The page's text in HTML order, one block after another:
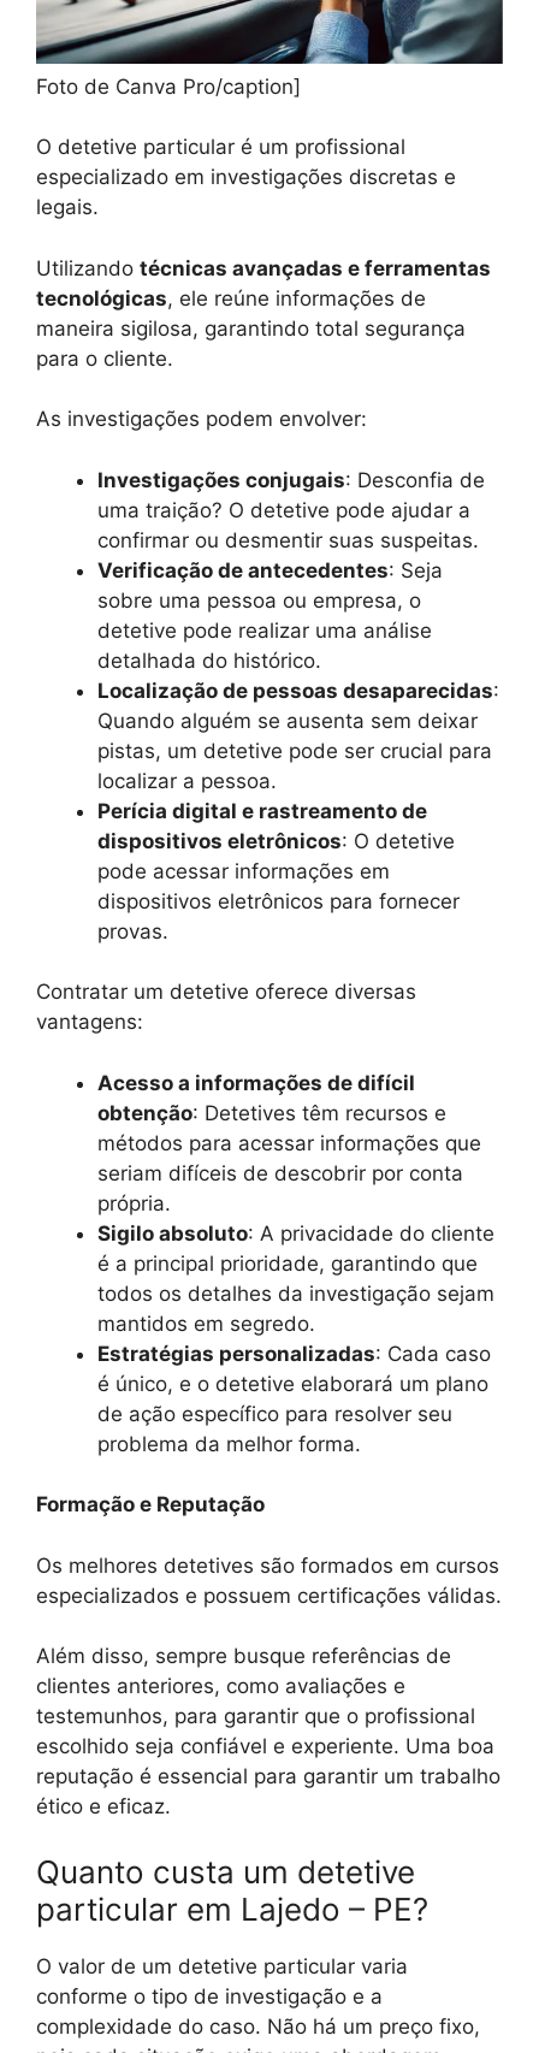
Foto de Canva Pro/caption]
O detetive particular é um profissional
especializado em investigações discretas e
legais.
Utilizando técnicas avançadas e ferramentas
tecnológicas, ele reúne informações de
maneira sigilosa, garantindo total segurança
para o cliente.
As investigações podem envolver:
Investigações conjugais: Desconfia de
uma traição? O detetive pode ajudar a
confirmar ou desmentir suas suspeitas.
Verificação de antecedentes: Seja
sobre uma pessoa ou empresa, o
detetive pode realizar uma análise
detalhada do histórico.
Localização de pessoas desaparecidas:
Quando alguém se ausenta sem deixar
pistas, um detetive pode ser crucial para
localizar a pessoa.
Perícia digital e rastreamento de
dispositivos eletrônicos: O detetive
pode acessar informações em
dispositivos eletrônicos para fornecer
provas.
Contratar um detetive oferece diversas
vantagens:
Acesso a informações de difícil
obtenção: Detetives têm recursos e
métodos para acessar informações que
seriam difíceis de descobrir por conta
própria.
Sigilo absoluto: A privacidade do cliente
é a principal prioridade, garantindo que
todos os detalhes da investigação sejam
mantidos em segredo.
Estratégias personalizadas: Cada caso
é único, e o detetive elaborará um plano
de ação específico para resolver seu
problema da melhor forma.
Formação e Reputação
Os melhores detetives são formados em cursos
especializados e possuem certificações válidas.
Além disso, sempre busque referências de
clientes anteriores, como avaliações e
testemunhos, para garantir que o profissional
escolhido seja confiável e experiente. Uma boa
reputação é essencial para garantir um trabalho
ético e eficaz.
Quanto custa um detetive
particular em Lajedo – PE?
O valor de um detetive particular varia
conforme o tipo de investigação e a
complexidade do caso. Não há um preço fixo,